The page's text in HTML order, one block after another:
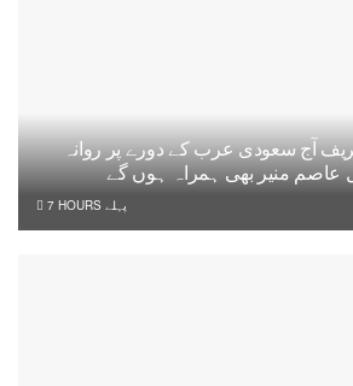
آج سعودی عرب کے دورے پر روانہ
عاصم منیر بھی ہمراہ ہوں گے
7 HOURS پہلے